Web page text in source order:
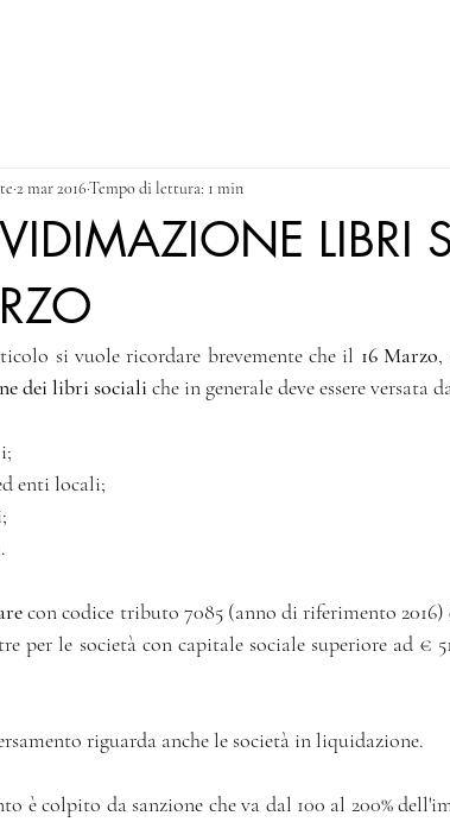
LIBRI
2 mar 2016Tempo di lettura: 1 min
si vuole ricordare brevemente che il 16 Marzo
dei libri sociali che in generale deve essere versata
enti locali;
con codice tributo 7085 (anno di riferimento 2016)
per le società con capitale sociale superiore ad €
riguarda anche le società in liquidazione.
è colpito da sanzione che va dal 100 al 200%